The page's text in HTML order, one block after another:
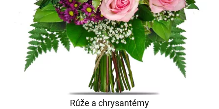
Růže a chrysantémy